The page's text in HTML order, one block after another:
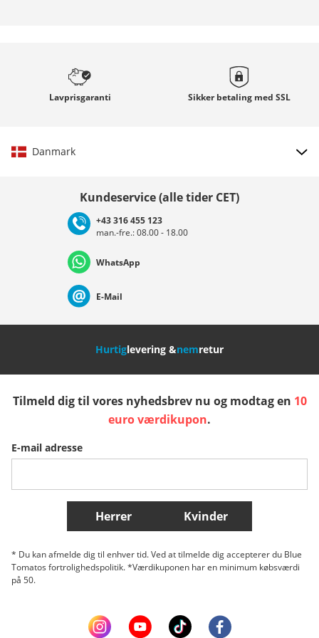
Lavprisgaranti Sikker betaling med SSL
Danmark
Deutschland Österreich
Nederland Italia (Italiano) Italien (Deutsch)
Slovenija
Belgique (Français) Danmark Norge
Flere lande
Kundeservice (alle tider CET)
+43 316 455 123
man.-fre.: 08.00 - 18.00
WhatsApp
E-Mail
Hurtiglevering &nemretur
Tilmeld dig til vores nyhedsbrev nu og modtag en 10
euro værdikupon.
E-mail adresse
Herrer Kvinder
* Du kan afmelde dig til enhver tid. Ved at tilmelde dig accepterer du Blue
Tomatos fortrolighedspolitik. *Værdikuponen har en minimum købsværdi
på 50.